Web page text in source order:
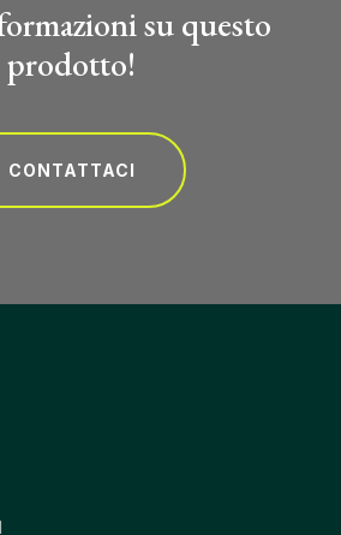
su questo
prodotto!
CONTATTACI